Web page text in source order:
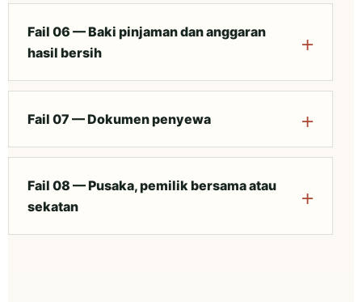
Fail 06 — Baki pinjaman dan anggaran
hasil bersih
Fail 07 — Dokumen penyewa
Fail 08 — Pusaka, pemilik bersama atau
sekatan